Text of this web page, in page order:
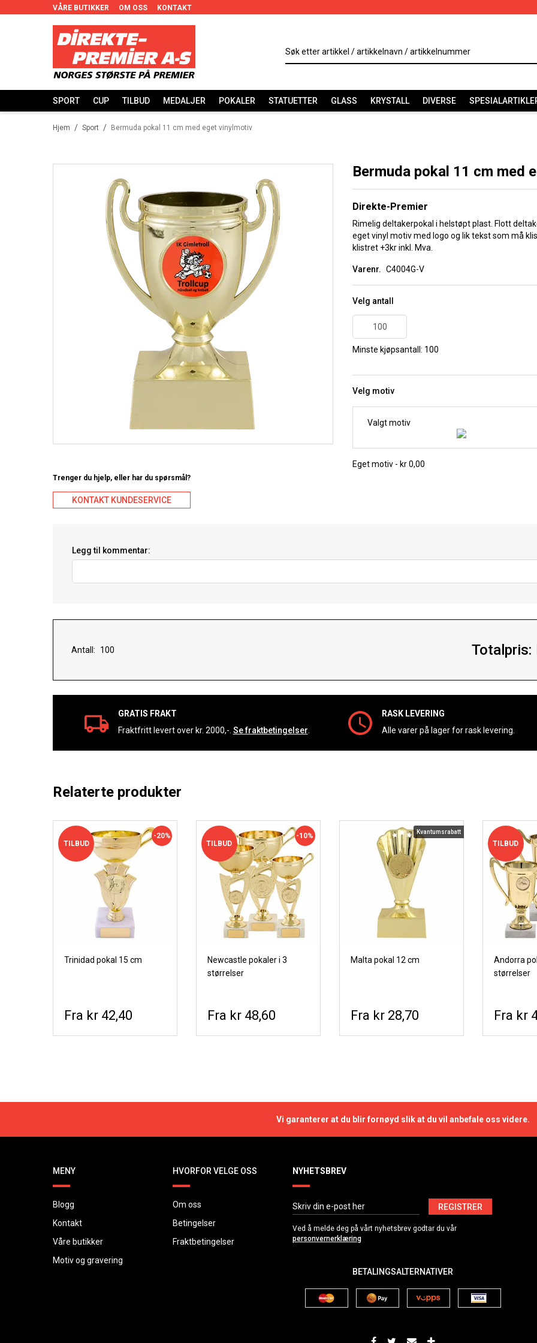
VÅRE BUTIKKER OM OSS KONTAKT
SPORT CUP TILBUD MEDALJER POKALER STATUETTER GLASS KRYSTALL DIVERSE
/
Hjem /
Sport Bermuda pokal 11 cm med eget vinylmotiv
Trenger du hjelp, eller har du spørsmål?
KONTAKT KUNDESERVICE
Bermuda pokal 11 cm med
Direkte-Premier
Rimelig deltakerpokal i helstøpt plast. Flott
eget vinyl motiv med logo og lik tekst som må
klistret +3kr inkl. Mva.
Varenr. C4004G-V
Velg antall
Minste kjøpsantall: 100
Velg motiv
Valgt motiv
Eget motiv - kr 0,00
Legg til kommentar:
Antall: Totalpris:
GRATIS FRAKT
Fraktfritt levert over kr. 2000,-. Se fraktbetingelser
RASK LEVERING
Alle varer på lager for rask levering.
Relaterte produkter
TILBUD
Trinidad pokal 15 cm
-20%
kr 42,40
TILBUD
Newcastle pokaler i 3
størrelser
-10%
kr 48,60
Kvantumsrabatt
Malta pokal 12 cm
kr 28,70
TILBUD
Andorra
størrelser
kr
Vi garanterer at du blir fornøyd slik at du vil anbefale oss videre.
MENY
Blogg
Kontakt
Våre butikker
Motiv og gravering
HVORFOR VELGE OSS
Om oss
Betingelser
Fraktbetingelser
NYHETSBREV
REGISTRER
Ved å melde deg på vårt nyhetsbrev godtar du vår
personvernerklæring
BETALINGSALTERNATIVER